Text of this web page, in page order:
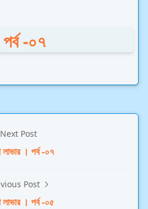
-০৭
Next Post
। পর্ব -০৭
Post
। পর্ব -০৫